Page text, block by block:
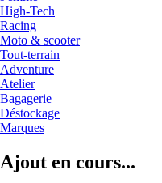
High-Tech
Racing
Moto & scooter
Tout-terrain
Adventure
Atelier
Bagagerie
Déstockage
Marques
Ajout en cours...